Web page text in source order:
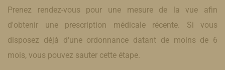
Prenez rendez-vous pour une mesure de la vue afin
d'obtenir une prescription médicale récente. Si vous
disposez déjà d'une ordonnance datant de moins de 6
mois, vous pouvez sauter cette étape.